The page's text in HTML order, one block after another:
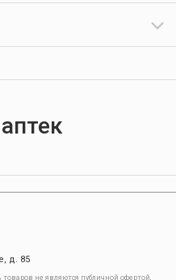
д. 85
не являются публичной офертой,